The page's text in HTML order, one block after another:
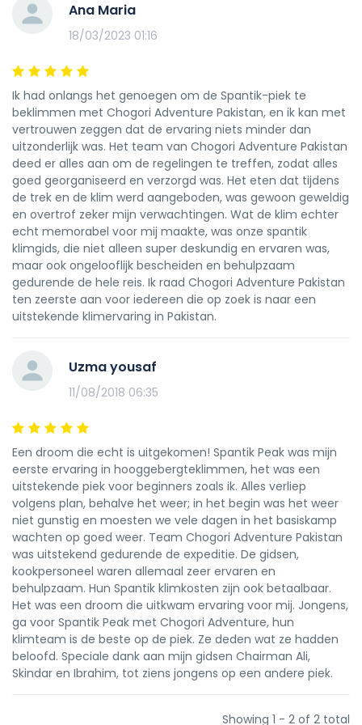
SlaapmattenWe raden een volledige
zelfopblazende mat aan. We zullen er een
Hoofddeksel
Warme hoofddeksels x 2 Hoed
Buff Een buff of sjaal is essentieel ter
bescherming tegen de zon en stof
Zonnebril
Twee sets kwaliteitszonnebrillen.
Ski goggles of sneeuwbrilGepolariseerde
skibrillen zijn verplicht.
Zonnebrandcrème
Zonnebrandcrème met de
hoogste SPF voor 28 dagen.
LippenbalsemEen goede kwaliteit
lippenbalsem ter bescherming tegen
Basislaag x 3Naar voorkeur, thermisch wordt
Middelste laag x 2
microfleece of vergelijkbare technologie die
verschillende graden van warmte en isolatie
bieden zonder te bulky of zwaar te zijn om in
te pakken.
Volledige mouwen shirtsDe zon kan extreem
intens zijn – we raden een gekraagde, lang
mouw shirt of T-shirt aan, ter bescherming op
de warmere dagen
Soft Shell en Hard ShellEen soft shell ter
bescherming tegen kou en een hard shell
tegen de wind wordt ook aanbevolen.
Ana Maria
18/03/2023 01:16
Ik had onlangs het genoegen om de Spantik-piek te
beklimmen met Chogori Adventure Pakistan, en ik kan met
vertrouwen zeggen dat de ervaring niets minder dan
uitzonderlijk was. Het team van Chogori Adventure Pakistan
deed er alles aan om de regelingen te treffen, zodat alles
goed georganiseerd en verzorgd was. Het eten dat tijdens
de trek en de klim werd aangeboden, was gewoon geweldig
en overtrof zeker mijn verwachtingen. Wat de klim echter
echt memorabel voor mij maakte, was onze spantik
klimgids, die niet alleen super deskundig en ervaren was,
maar ook ongelooflijk bescheiden en behulpzaam
gedurende de hele reis. Ik raad Chogori Adventure Pakistan
ten zeerste aan voor iedereen die op zoek is naar een
uitstekende klimervaring in Pakistan.
Uzma yousaf
11/08/2018 06:35
Een droom die echt is uitgekomen! Spantik Peak was mijn
eerste ervaring in hooggebergteklimmen, het was een
uitstekende piek voor beginners zoals ik. Alles verliep
volgens plan, behalve het weer; in het begin was het weer
niet gunstig en moesten we vele dagen in het basiskamp
wachten op goed weer. Team Chogori Adventure Pakistan
was uitstekend gedurende de expeditie. De gidsen,
kookpersoneel waren allemaal zeer ervaren en
behulpzaam. Hun Spantik klimkosten zijn ook betaalbaar.
Het was een droom die uitkwam ervaring voor mij. Jongens,
ga voor Spantik Peak met Chogori Adventure, hun
klimteam is de beste op de piek. Ze deden wat ze hadden
beloofd. Speciale dank aan mijn gidsen Chairman Ali,
Skindar en Ibrahim, tot ziens jongens op een andere piek.
Showing 1 - 2 of 2 total